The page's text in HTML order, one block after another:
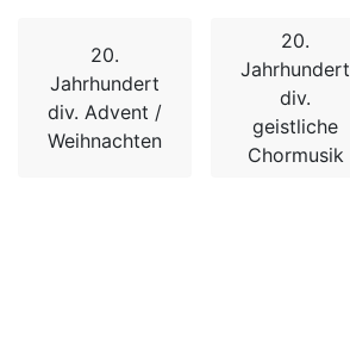
20.
Jahrhundert
div. Advent /
Weihnachten
20.
Jahrhundert
div.
geistliche
Chormusik